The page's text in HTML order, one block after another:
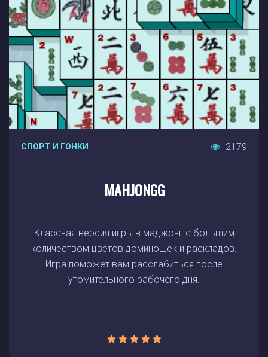
СПОРТ И ГОНКИ 2179
MAHJONGG
Классная версия игры в маджонг с большим
количеством цветов доминошек и раскладов.
Игра поможет вам расслабиться после
утомительного рабочего дня.